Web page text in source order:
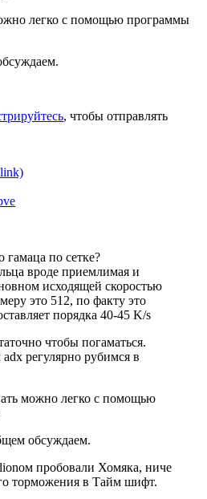
легко с помощью программы
, чтобы отправлять
гамаца по сетке?
вроде приемлимая и
исходящей скоростью
это 512, по факту это
порядка 40-45 K/s
чтобы погаматься.
регулярно рубимся в
можно легко с помощью
обсуждаем.
пробовали Хомяка, ниче
торможения в Тайм шифт.